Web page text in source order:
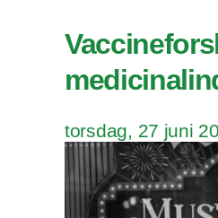
torsdag, 27 juni